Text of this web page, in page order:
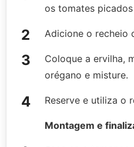
os tomates
Adicione o recheio
Coloque a ervilha,
orégano e misture.
Reserve e utiliza o
Montagem e